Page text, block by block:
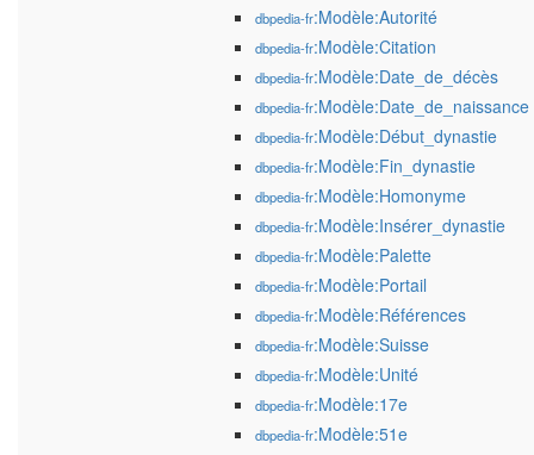
dbpedia-fr:Modèle:Autorité
dbpedia-fr:Modèle:Citation
dbpedia-fr:Modèle:Date_de_décès
dbpedia-fr:Modèle:Date_de_naissance
dbpedia-fr:Modèle:Début_dynastie
dbpedia-fr:Modèle:Fin_dynastie
dbpedia-fr:Modèle:Homonyme
dbpedia-fr:Modèle:Insérer_dynastie
dbpedia-fr:Modèle:Palette
dbpedia-fr:Modèle:Portail
dbpedia-fr:Modèle:Références
dbpedia-fr:Modèle:Suisse
dbpedia-fr:Modèle:Unité
dbpedia-fr:Modèle:17e
dbpedia-fr:Modèle:51e